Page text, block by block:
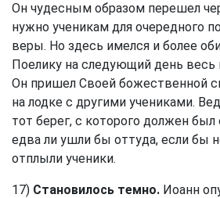
Он чудесным образом перешел
нужно ученикам для очередного
веры. Но здесь имелся и более
Поелику на следующий день весь
Он пришел Своей божественной
на лодке с другими учениками.
тот берег, с которого должен
едва ли ушли бы оттуда, если бы
отплыли ученики.
17) Становилось темно. Иоанн